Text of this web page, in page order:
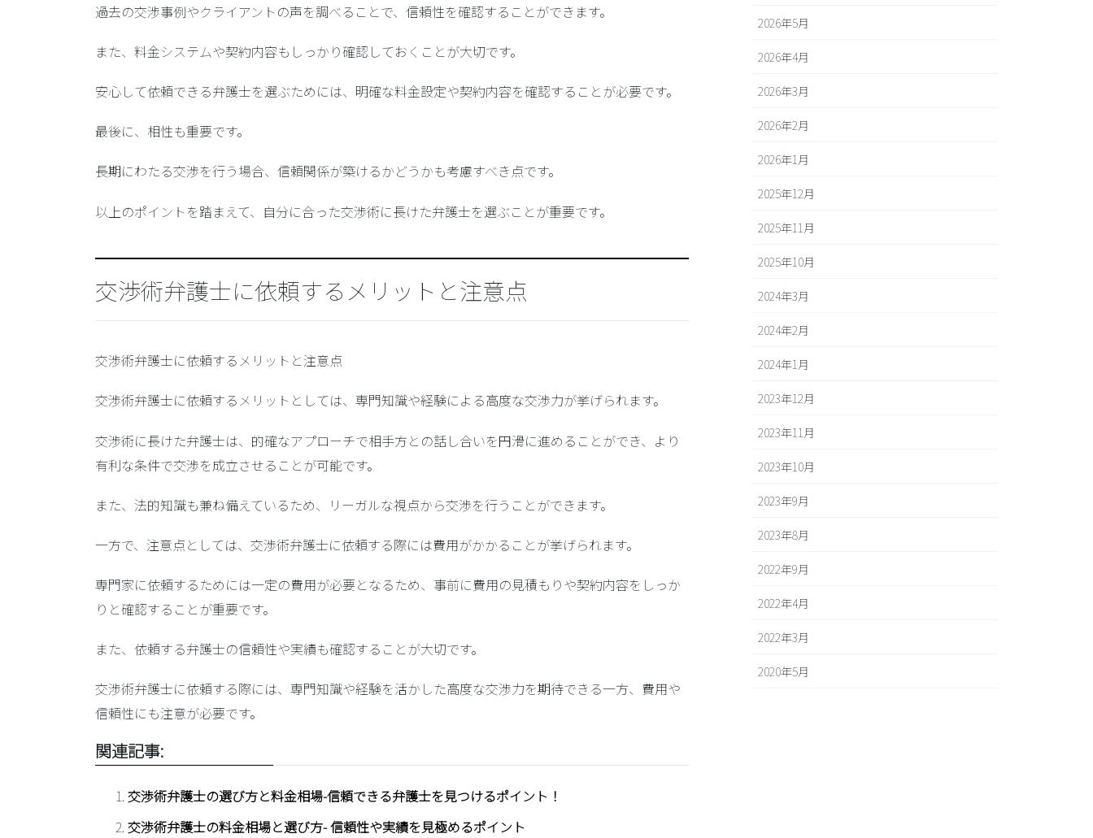
過去の交渉事例やクライアントの声を調べることで、信頼性を確認することができます。
また、料金システムや契約内容もしっかり確認しておくことが大切です。
安心して依頼できる弁護士を選ぶためには、明確な料金設定や契約内容を確認することが必要です。
最後に、相性も重要です。
長期にわたる交渉を行う場合、信頼関係が築けるかどうかも考慮すべき点です。
以上のポイントを踏まえて、自分に合った交渉術に長けた弁護士を選ぶことが重要です。
交渉術弁護士に依頼するメリットと注意点
交渉術弁護士に依頼するメリットと注意点
交渉術弁護士に依頼するメリットとしては、専門知識や経験による高度な交渉力が挙げられます。
交渉術に長けた弁護士は、的確なアプローチで相手方との話し合いを円滑に進めることができ、より
有利な条件で交渉を成立させることが可能です。
また、法的知識も兼ね備えているため、リーガルな視点から交渉を行うことができます。
一方で、注意点としては、交渉術弁護士に依頼する際には費用がかかることが挙げられます。
専門家に依頼するためには一定の費用が必要となるため、事前に費用の見積もりや契約内容をしっか
りと確認することが重要です。
また、依頼する弁護士の信頼性や実績も確認することが大切です。
交渉術弁護士に依頼する際には、専門知識や経験を活かした高度な交渉力を期待できる一方、費用や
信頼性にも注意が必要です。
関連記事:
交渉術弁護士の選び方と料金相場-信頼できる弁護士を見つけるポイント！
交渉術弁護士の料金相場と選び方- 信頼性や実績を見極めるポイント
2026年5月
2026年4月
2026年3月
2026年2月
2026年1月
2025年12月
2025年11月
2025年10月
2024年3月
2024年2月
2024年1月
2023年12月
2023年11月
2023年10月
2023年9月
2023年8月
2022年9月
2022年4月
2022年3月
2020年5月